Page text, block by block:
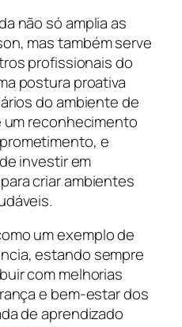
não só amplia as
mas também serve
profissionais do
postura proativa
do ambiente de
um reconhecimento
e
investir em
criar ambientes
um exemplo de
estando sempre
com melhorias
e bem-estar dos
de aprendizado